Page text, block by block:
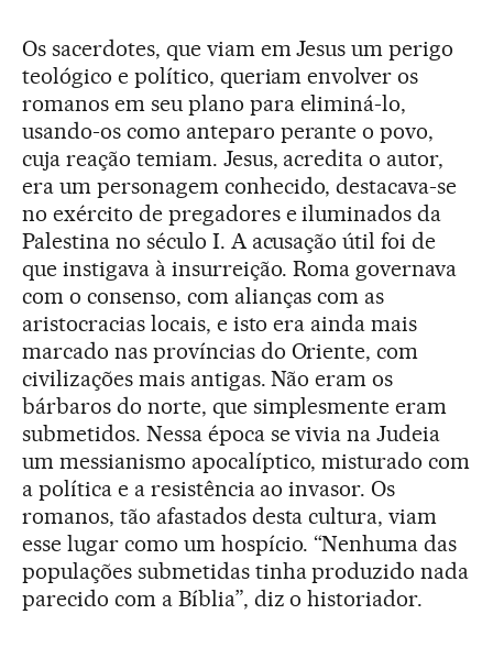
Os sacerdotes, que viam em Jesus um perigo
teológico e político, queriam envolver os
romanos em seu plano para eliminá-lo,
usando-os como anteparo perante o povo,
cuja reação temiam. Jesus, acredita o autor,
era um personagem conhecido, destacava-se
no exército de pregadores e iluminados da
Palestina no século I. A acusação útil foi de
que instigava à insurreição. Roma governava
com o consenso, com alianças com as
aristocracias locais, e isto era ainda mais
marcado nas províncias do Oriente, com
civilizações mais antigas. Não eram os
bárbaros do norte, que simplesmente eram
submetidos. Nessa época se vivia na Judeia
um messianismo apocalíptico, misturado com
a política e a resistência ao invasor. Os
romanos, tão afastados desta cultura, viam
esse lugar como um hospício. “Nenhuma das
populações submetidas tinha produzido nada
parecido com a Bíblia”, diz o historiador.